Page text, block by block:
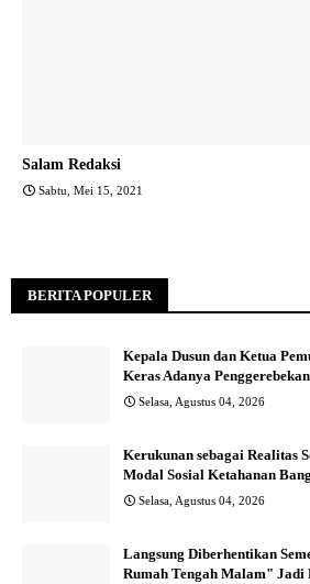
Salam Redaksi
Sabtu, Mei 15, 2021
BERITA POPULER
Kepala Dusun dan Ketua
Keras Adanya
Selasa, Agustus 04, 2026
Kerukunan sebagai Realitas
Modal Sosial Ketahanan
Selasa, Agustus 04, 2026
Langsung Diberhentikan
Rumah Tengah Malam" Jadi